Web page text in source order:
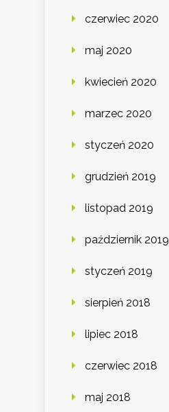
czerwiec 2020
maj 2020
kwiecień 2020
marzec 2020
styczeń 2020
grudzień 2019
listopad 2019
październik 2019
styczeń 2019
sierpień 2018
lipiec 2018
czerwiec 2018
maj 2018